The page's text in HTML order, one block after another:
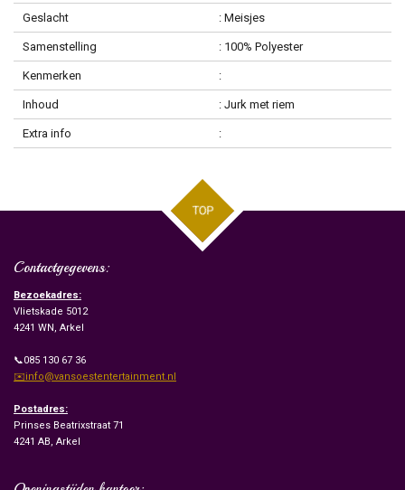
Geslacht : Meisjes
Samenstelling : 100% Polyester
Kenmerken :
Inhoud : Jurk met riem
Extra info :
TOP
Contactgegevens:
Bezoekadres:
Vlietskade 5012
4241 WN, Arkel
📞085 130 67 36
✉️info@vansoestentertainment.nl
Postadres:
Prinses Beatrixstraat 71
4241 AB, Arkel